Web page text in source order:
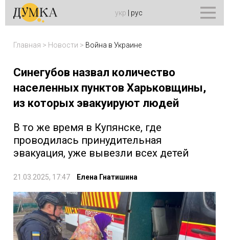
укр рус
Главная > Новости > Война в Украине
Синегубов назвал количество
населенных пунктов Харьковщины,
из которых эвакуируют людей
В то же время в Купянске, где
проводилась принудительная
эвакуация, уже вывезли всех детей
21.03.2025, 17:47 Елена Гнатишина